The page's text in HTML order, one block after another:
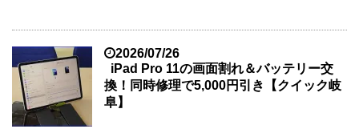
2026/07/26
iPad Pro 11の画面割れ＆バッテリー交
換！同時修理で5,000円引き【クイック岐
阜】